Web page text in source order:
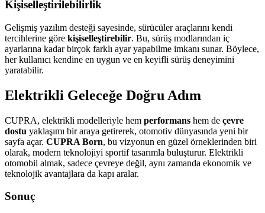
Kişiselleştirilebilirlik
Gelişmiş yazılım desteği sayesinde, sürücüler araçlarını kendi
tercihlerine göre kişiselleştirebilir. Bu, sürüş modlarından iç
ayarlarına kadar birçok farklı ayar yapabilme imkanı sunar. Böylece,
her kullanıcı kendine en uygun ve en keyifli sürüş deneyimini
yaratabilir.
Elektrikli Geleceğe Doğru Adım
CUPRA, elektrikli modelleriyle hem performans hem de çevre
dostu yaklaşımı bir araya getirerek, otomotiv dünyasında yeni bir
sayfa açar. CUPRA Born, bu vizyonun en güzel örneklerinden biri
olarak, modern teknolojiyi sportif tasarımla buluşturur. Elektrikli
otomobil almak, sadece çevreye değil, aynı zamanda ekonomik ve
teknolojik avantajlara da kapı aralar.
Sonuç